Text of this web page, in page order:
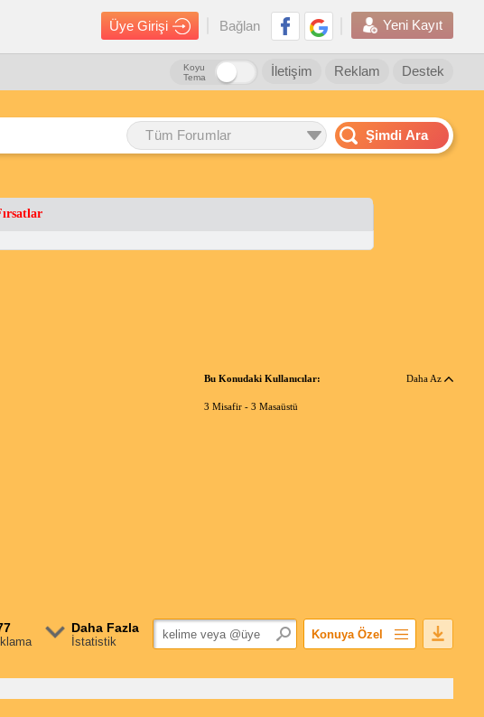
Üye Girişi Bağlan Yeni Kayıt
Destek
Reklam
İletişim
Koyu
Tema
Tüm Forumlar Şimdi Ara
Bu Konudaki Kullanıcılar: Daha Az
3 Misafir - 3 Masaüstü
Daha Fazla
İstatistik
Konuya Özel